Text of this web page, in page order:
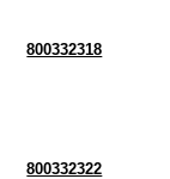
800332318
800332322